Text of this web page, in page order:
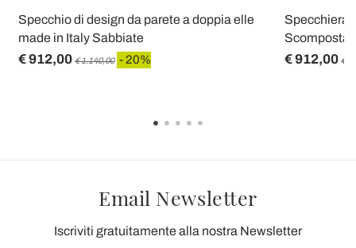
Specchio di design da parete a doppia elle
made in Italy Sabbiate
€ 912,00 € 1.140,00 - 20%
Specchiera
Scomposta
€ 912,00 €
Email Newsletter
Iscriviti gratuitamente alla nostra Newsletter